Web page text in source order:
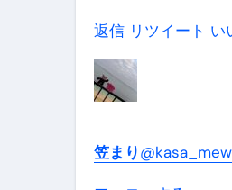
フェ
今年
返信 リツイート い
笠まり@kasa_mew